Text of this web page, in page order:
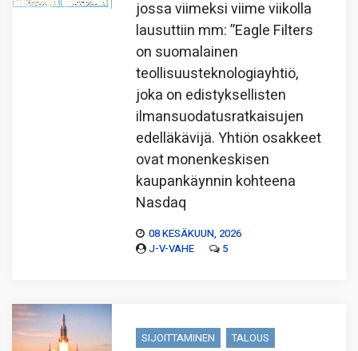
jossa viimeksi viime viikolla
lausuttiin mm: ”Eagle Filters
on suomalainen
teollisuusteknologiayhtiö,
joka on edistyksellisten
ilmansuodatusratkaisujen
edelläkävijä. Yhtiön osakkeet
ovat monenkeskisen
kaupankäynnin kohteena
Nasdaq
08 KESÄKUUN, 2026
J-V-VAHE
5
SIJOITTAMINEN TALOUS